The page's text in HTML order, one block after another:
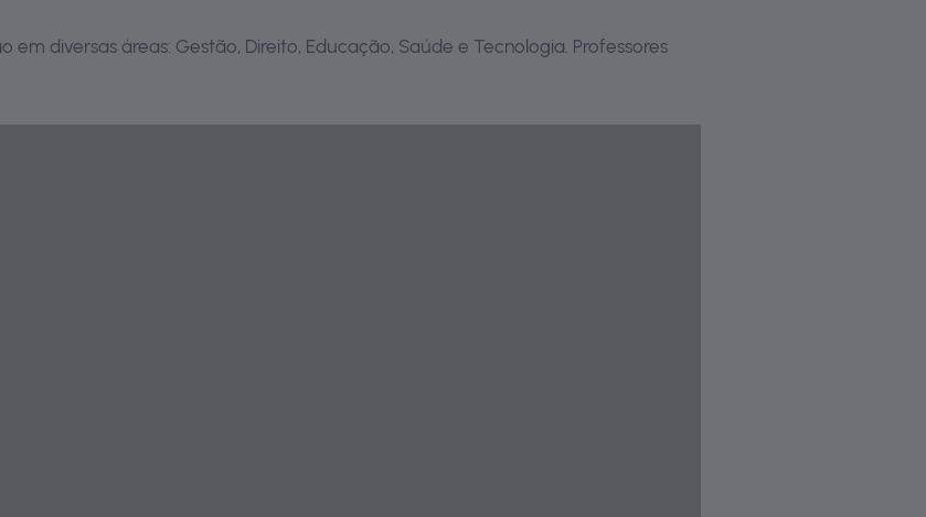
diversas áreas: Gestão, Direito, Educação, Saúde e Tecnologia. Professores